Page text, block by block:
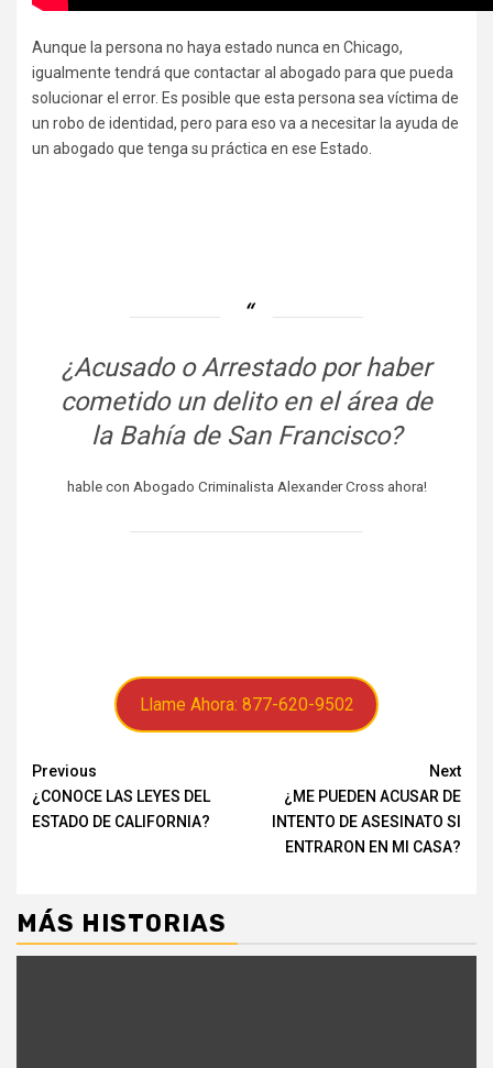
Aunque la persona no haya estado nunca en Chicago,
igualmente tendrá que contactar al abogado para que pueda
solucionar el error. Es posible que esta persona sea víctima de
un robo de identidad, pero para eso va a necesitar la ayuda de
un abogado que tenga su práctica en ese Estado.
¿Acusado o Arrestado por haber
cometido un delito en el área de
la Bahía de San Francisco?
hable con Abogado Criminalista Alexander Cross ahora!
Llame Ahora: 877-620-9502
Continue
Reading
Previous
¿CONOCE LAS LEYES DEL
ESTADO DE CALIFORNIA?
Next
¿ME PUEDEN ACUSAR DE
INTENTO DE ASESINATO SI
ENTRARON EN MI CASA?
MÁS HISTORIAS